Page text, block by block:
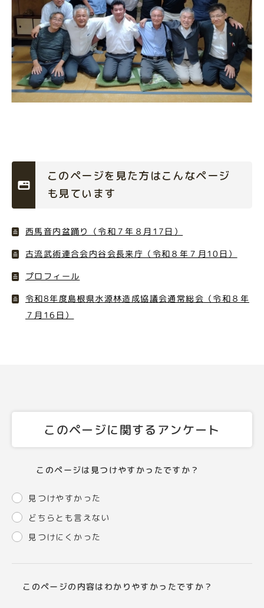
このページを見た方はこんなページ
も見ています
西馬音内盆踊り（令和７年８月17日）
古流武術連合会内谷会長来庁（令和８年７月10日）
プロフィール
令和8年度島根県水源林造成協議会通常総会（令和８年
７月16日）
このページに関するアンケート
このページは見つけやすかったですか？
見つけやすかった
どちらとも言えない
見つけにくかった
このページの内容はわかりやすかったですか？